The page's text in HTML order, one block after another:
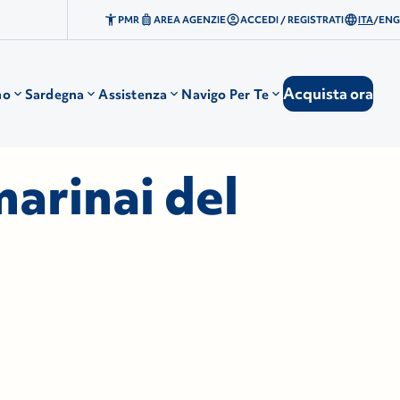
Sardegna Assistenza Navigo Per Te Acquista ora
PMR AREA AGENZIE ACCEDI / REGISTRATI ITA/ENG
del